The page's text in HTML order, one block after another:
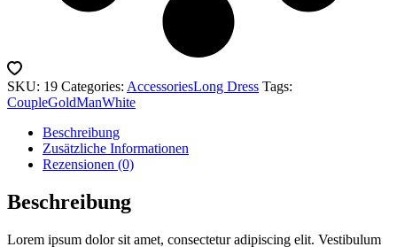
SKU: 19 Categories: AccessoriesLong Dress Tags:
CoupleGoldManWhite
Beschreibung
Zusätzliche Informationen
Rezensionen (0)
Beschreibung
Lorem ipsum dolor sit amet, consectetur adipiscing elit. Vestibulum